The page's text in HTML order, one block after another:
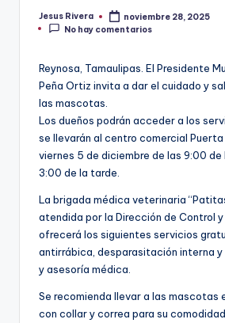
Publicado
por
Jesus Rivera
noviembre 28, 2025
No hay comentarios
Reynosa, Tamaulipas. El Presidente
Peña Ortiz invita a dar el cuidado y
las mascotas.
Los dueños podrán acceder a los
se llevarán al centro comercial Puerta
viernes 5 de diciembre de las 9:00 de
3:00 de la tarde.
La brigada médica veterinaria
atendida por la Dirección de Control
ofrecerá los siguientes servicios
antirrábica, desparasitación interna
y asesoría médica.
Se recomienda llevar a las mascotas
con collar y correa para su